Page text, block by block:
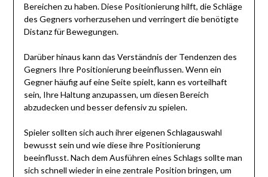
Bereichen zu haben. Diese Positionierung hilft, die Schläge
des Gegners vorherzusehen und verringert die benötigte
Distanz für Bewegungen.
Darüber hinaus kann das Verständnis der Tendenzen des
Gegners Ihre Positionierung beeinflussen. Wenn ein
Gegner häufig auf eine Seite spielt, kann es vorteilhaft
sein, Ihre Haltung anzupassen, um diesen Bereich
abzudecken und besser defensiv zu spielen.
Spieler sollten sich auch ihrer eigenen Schlagauswahl
bewusst sein und wie diese ihre Positionierung
beeinflusst. Nach dem Ausführen eines Schlags sollte man
sich schnell wieder in eine zentrale Position bringen, um